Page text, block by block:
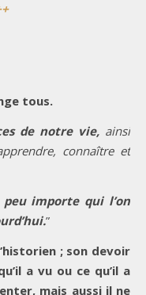
tous.
de notre vie, ainsi
connaître et
importe qui l’on
”
; son devoir
a vu ou ce qu’il a
mais aussi il ne